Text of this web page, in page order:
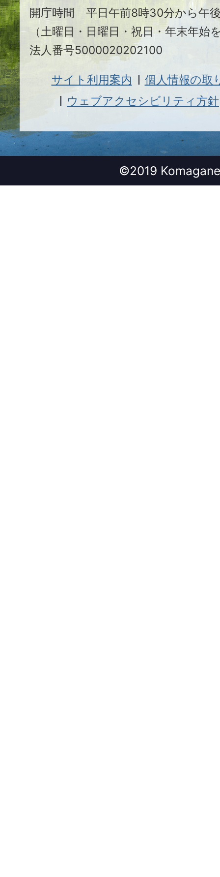
開庁時間 平日午前8時30分から午
（土曜日・日曜日・祝日・年末年始
法人番号5000020202100
サイト利用案内
個人情報の取
ウェブアクセシビリティ方針
©2019